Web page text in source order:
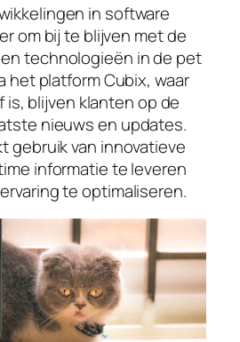
in software
om bij te blijven met de
technologieën in de pet
het platform Cubix, waar
is, blijven klanten op de
nieuws en updates.
gebruik van innovatieve
informatie te leveren
te optimaliseren.